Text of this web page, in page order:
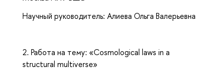
Научный руководитель: Алиева Ольга Валерьевна
2. Работа на тему: «Cosmological laws in a
structural multiverse»